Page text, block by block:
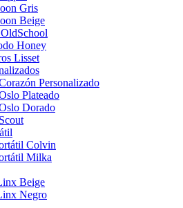
Gris
Beige
Honey
Lisset
Personalizado
Plateado
Dorado
Colvin
Milka
Beige
Negro